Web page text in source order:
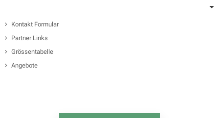
Kontakt Formular
Partner Links
Grössentabelle
Angebote